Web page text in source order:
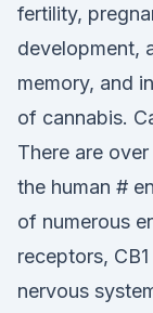
fertility,
development,
memory, and
of cannabis.
There are
the human #
of numerous
receptors,
nervous